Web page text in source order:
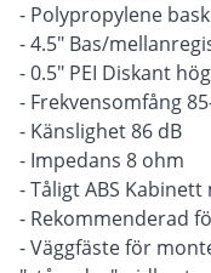
- Polypropylene
- 4.5" Bas/
- 0.5" PEI Diskant
- Frekvensomfång
- Känslighet 86 dB
- Impedans 8 ohm
- Tåligt ABS
- Rekommenderad
- Väggfäste för